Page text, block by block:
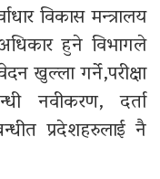
विकास मन्त्रालय
हुने विभागले
खुल्ला गर्ने,परीक्षा
नवीकरण, दर्ता
प्रदेशहरुलाई नै